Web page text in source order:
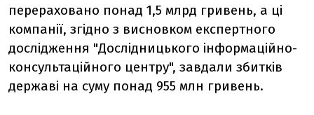
перераховано понад 1,5 млрд гривень, а ці
компанії, згідно з висновком експертного
дослідження "Дослідницького інформаційно-
консультаційного центру", завдали збитків
державі на суму понад 955 млн гривень.